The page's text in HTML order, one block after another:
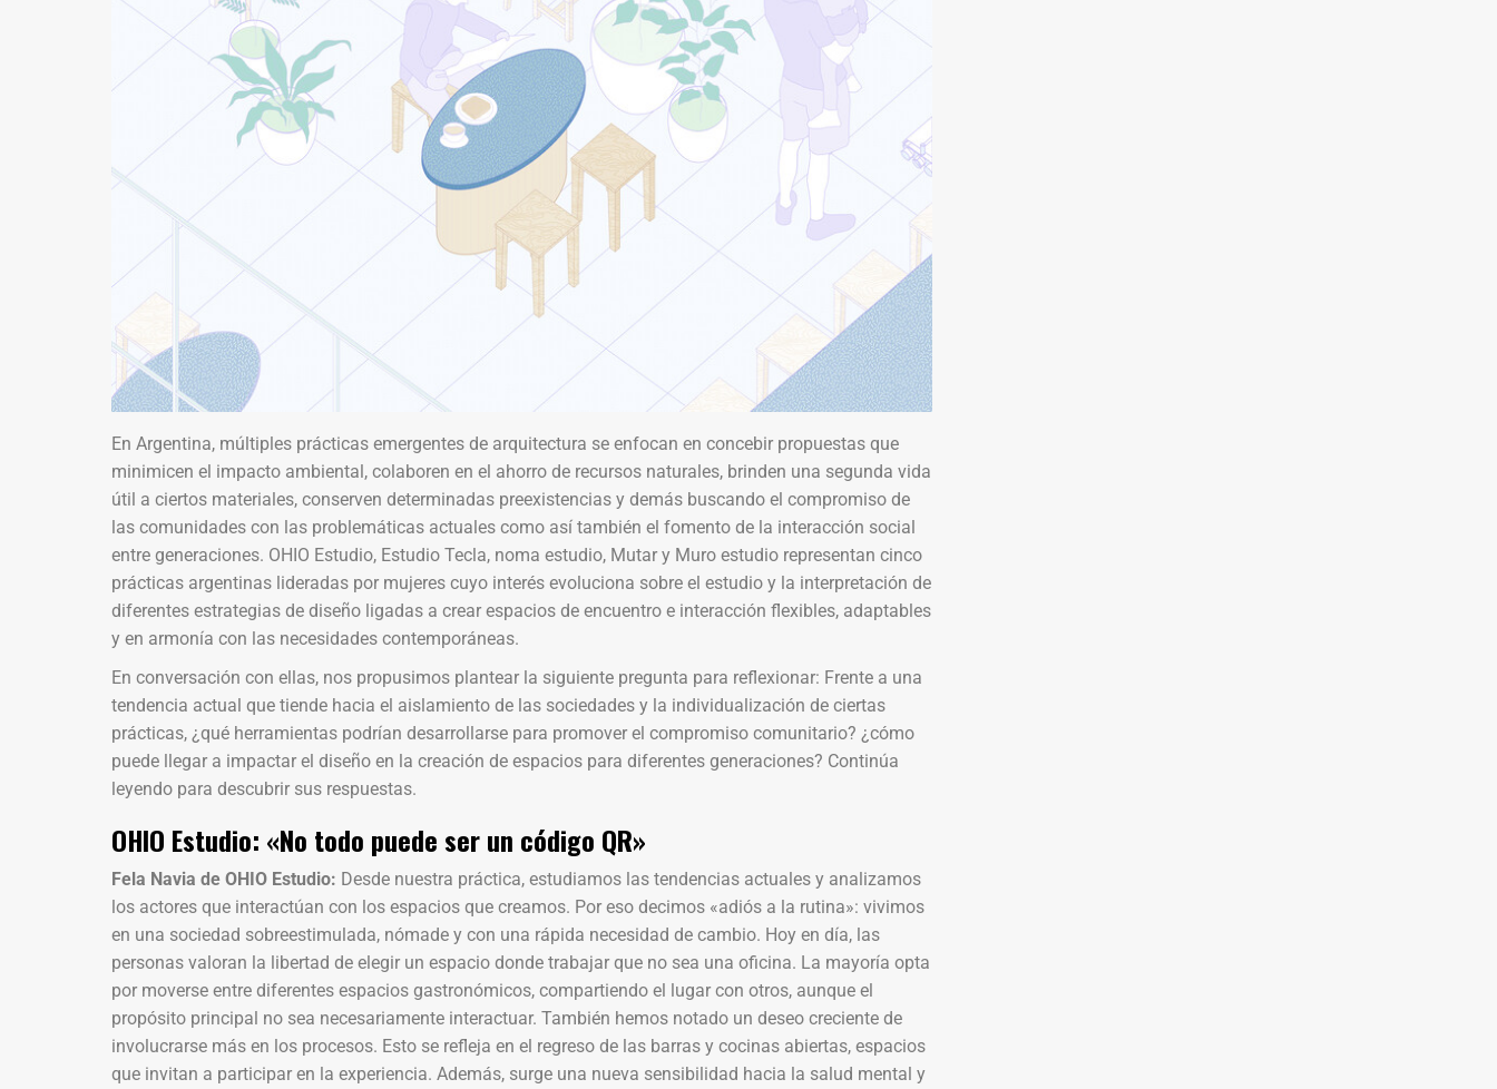
En Argentina, múltiples prácticas emergentes de arquitectura se enfocan en concebir propuestas que
minimicen el impacto ambiental, colaboren en el ahorro de recursos naturales, brinden una segunda vida
útil a ciertos materiales, conserven determinadas preexistencias y demás buscando el compromiso de
las comunidades con las problemáticas actuales como así también el fomento de la interacción social
entre generaciones. OHIO Estudio, Estudio Tecla, noma estudio, Mutar y Muro estudio representan cinco
prácticas argentinas lideradas por mujeres cuyo interés evoluciona sobre el estudio y la interpretación de
diferentes estrategias de diseño ligadas a crear espacios de encuentro e interacción flexibles, adaptables
y en armonía con las necesidades contemporáneas.
En conversación con ellas, nos propusimos plantear la siguiente pregunta para reflexionar: Frente a una
tendencia actual que tiende hacia el aislamiento de las sociedades y la individualización de ciertas
prácticas, ¿qué herramientas podrían desarrollarse para promover el compromiso comunitario? ¿cómo
puede llegar a impactar el diseño en la creación de espacios para diferentes generaciones? Continúa
leyendo para descubrir sus respuestas.
OHIO Estudio: «No todo puede ser un código QR»
Fela Navia de OHIO Estudio: Desde nuestra práctica, estudiamos las tendencias actuales y analizamos
los actores que interactúan con los espacios que creamos. Por eso decimos «adiós a la rutina»: vivimos
en una sociedad sobreestimulada, nómade y con una rápida necesidad de cambio. Hoy en día, las
personas valoran la libertad de elegir un espacio donde trabajar que no sea una oficina. La mayoría opta
por moverse entre diferentes espacios gastronómicos, compartiendo el lugar con otros, aunque el
propósito principal no sea necesariamente interactuar. También hemos notado un deseo creciente de
involucrarse más en los procesos. Esto se refleja en el regreso de las barras y cocinas abiertas, espacios
que invitan a participar en la experiencia. Además, surge una nueva sensibilidad hacia la salud mental y